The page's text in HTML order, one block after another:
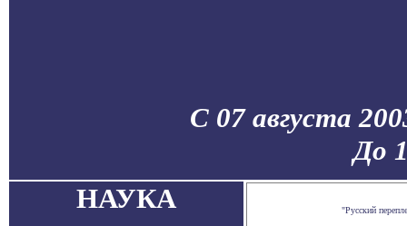
С 07 августа
До
НАУКА
"Русский